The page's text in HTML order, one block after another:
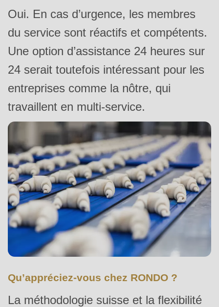
Oui. En cas d’urgence, les membres
du service sont réactifs et compétents.
Une option d’assistance 24 heures sur
24 serait toutefois intéressant pour les
entreprises comme la nôtre, qui
travaillent en multi-service.
Qu’appréciez-vous chez RONDO ?
La méthodologie suisse et la flexibilité